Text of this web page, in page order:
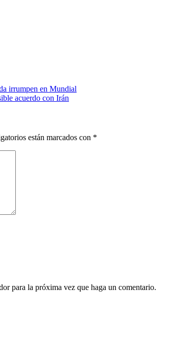
irrumpen en Mundial
acuerdo con Irán
están marcados con *
para la próxima vez que haga un comentario.